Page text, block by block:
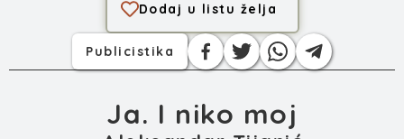
Dodaj u listu želja
Publicistika
Ja. I niko moj